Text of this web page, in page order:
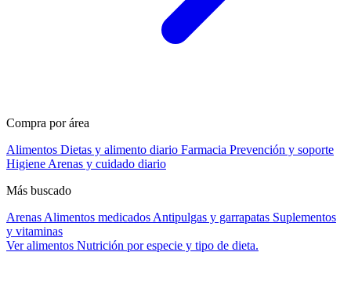
Compra por área
Alimentos Dietas y alimento diario Farmacia Prevención y soporte
Higiene Arenas y cuidado diario
Más buscado
Arenas Alimentos medicados Antipulgas y garrapatas Suplementos
y vitaminas
Ver alimentos Nutrición por especie y tipo de dieta.